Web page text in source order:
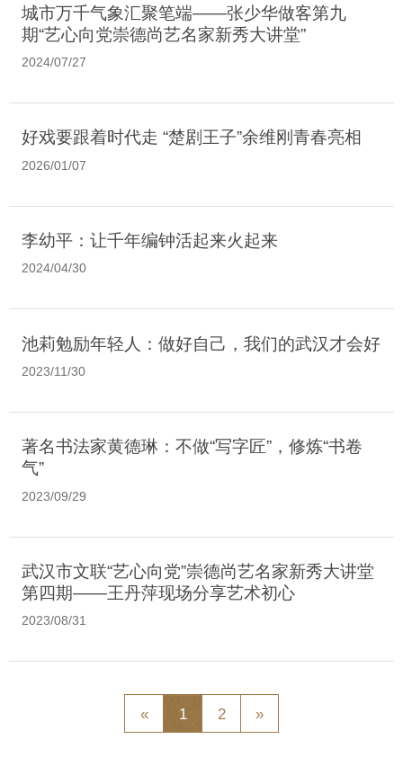
城市万千气象汇聚笔端——张少华做客第九
期“艺心向党崇德尚艺名家新秀大讲堂”
2024/07/27
好戏要跟着时代走 “楚剧王子”余维刚青春亮相
2026/01/07
李幼平：让千年编钟活起来火起来
2024/04/30
池莉勉励年轻人：做好自己，我们的武汉才会好
2023/11/30
著名书法家黄德琳：不做“写字匠”，修炼“书卷
气”
2023/09/29
武汉市文联“艺心向党”崇德尚艺名家新秀大讲堂
第四期——王丹萍现场分享艺术初心
2023/08/31
« 1 2 »